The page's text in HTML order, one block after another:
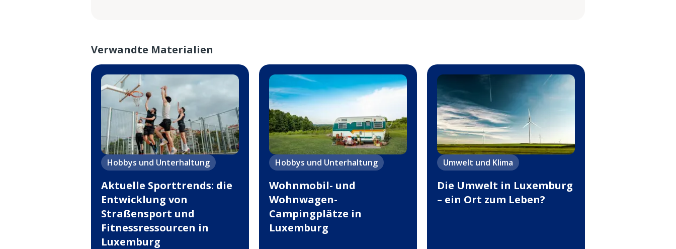
Verwandte Materialien
Hobbys und Unterhaltung
Aktuelle Sporttrends: die
Entwicklung von
Straßensport und
Fitnessressourcen in
Luxemburg
Hobbys und Unterhaltung
Wohnmobil- und
Wohnwagen-
Campingplätze in
Luxemburg
Umwelt und Klima
Die Umwelt in Luxemburg
– ein Ort zum Leben?